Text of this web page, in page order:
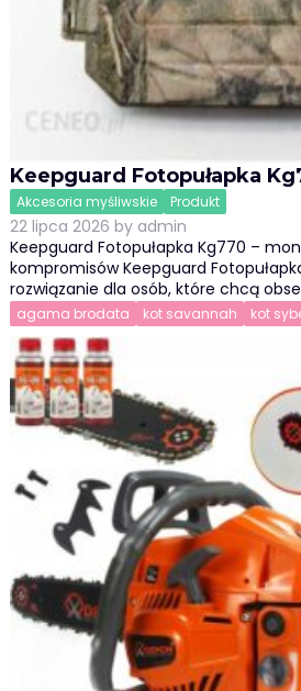
Keepguard Fotopułapka
Akcesoria myśliwskie Produkt
22 lipca 2026 by admin
Keepguard Fotopułapka Kg770 –
kompromisów Keepguard
rozwiązanie dla osób, które chcą
agama brodata kot savannah kot